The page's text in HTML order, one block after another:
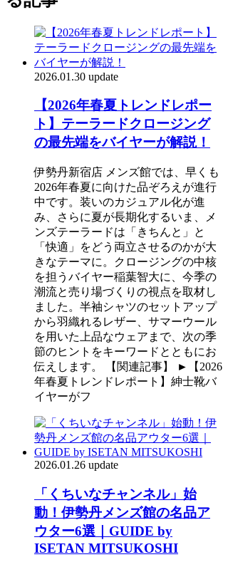
2026.01.30 update
【2026年春夏トレンドレポー
ト】テーラードクロージング
の最先端をバイヤーが解説！
伊勢丹新宿店 メンズ館では、早くも
2026年春夏に向けた品ぞろえが進行
中です。装いのカジュアル化が進
み、さらに夏が長期化するいま、メ
ンズテーラードは「きちんと」と
「快適」をどう両立させるのかが大
きなテーマに。クロージングの中核
を担うバイヤー稲葉智大に、今季の
潮流と売り場づくりの視点を取材し
ました。半袖シャツのセットアップ
から羽織れるレザー、サマーウール
を用いた上品なウェアまで、次の季
節のヒントをキーワードとともにお
伝えします。 【関連記事】 ►【2026
年春夏トレンドレポート】紳士靴バ
イヤーがフ
2026.01.26 update
「くちいなチャンネル」始
動！伊勢丹メンズ館の名品ア
ウター6選｜GUIDE by
ISETAN MITSUKOSHI